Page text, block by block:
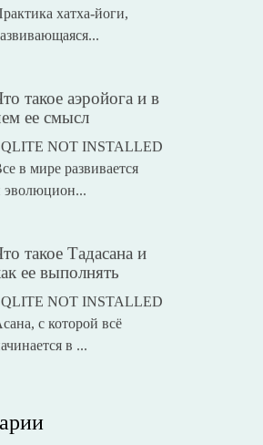
хатха-йоги,
такое аэройога и в
ее смысл
NOT INSTALLED
в мире развивается
эволюцион...
такое Тадасана и
ее выполнять
NOT INSTALLED
с которой всё
в ...